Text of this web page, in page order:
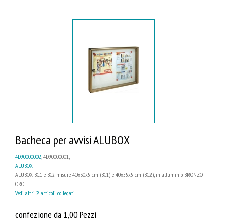
Bacheca per avvisi ALUBOX
4D90000002 , 4D90000001,
ALUBOX
ALUBOX BC1 e BC2 misure 40x30x5 cm (BC1) e 40x55x5 cm (BC2), in alluminio BRONZO-
ORO
Vedi altri 2 articoli collegati
confezione da 1,00 Pezzi